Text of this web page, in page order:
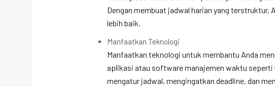
Dengan membuat jadwal harian yang terstruktur,
lebih baik.
Manfaatkan Teknologi
Manfaatkan teknologi untuk membantu Anda
aplikasi atau software manajemen waktu seperti
mengatur jadwal, mengingatkan deadline, dan